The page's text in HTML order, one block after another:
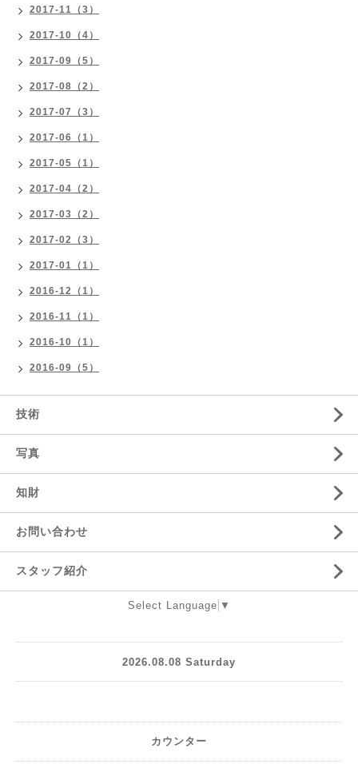
2017-11（3）
2017-10（4）
2017-09（5）
2017-08（2）
2017-07（3）
2017-06（1）
2017-05（1）
2017-04（2）
2017-03（2）
2017-02（3）
2017-01（1）
2016-12（1）
2016-11（1）
2016-10（1）
2016-09（5）
技術
写真
知財
お問い合わせ
スタッフ紹介
Select Language ▼
2026.08.08 Saturday
カウンター